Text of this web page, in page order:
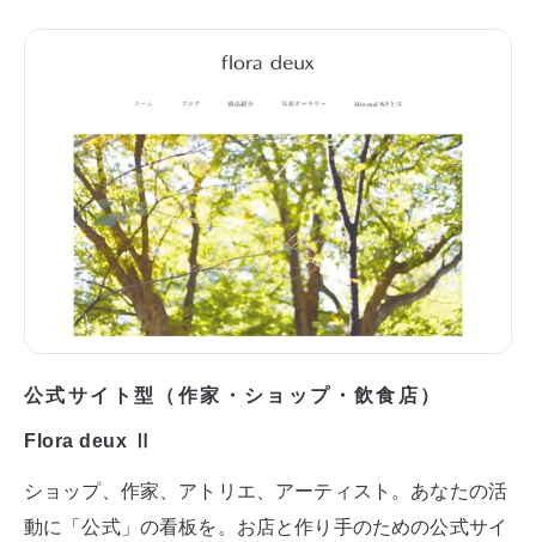
公式サイト型（作家・ショップ・飲食店）
Flora deux Ⅱ
ショップ、作家、アトリエ、アーティスト。あなたの活
動に「公式」の看板を。お店と作り手のための公式サイ